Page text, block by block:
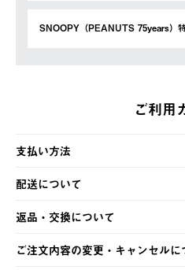
SNOOPY（PEANUTS 75years）
ご利用
支払い方法
以下のいずれかの方法でお支払い
・クレジットカード決済
・コンビニ決済
・Pay-easy決済
配送について
【発送スケジュール】
ご注文・ご入金完了より2営業日
土日祝の発送はございませんので
の発送となる場合がございます。
返品・交換について
※お客様都合の場合
ご注文内容の変更・キャンセルに